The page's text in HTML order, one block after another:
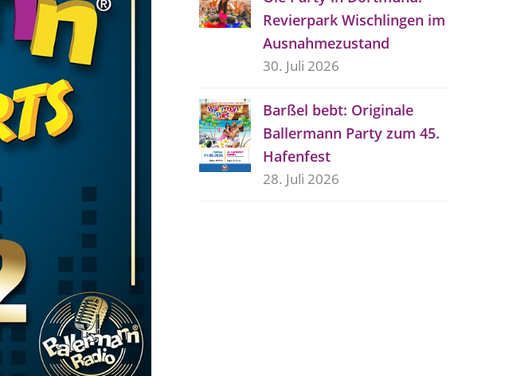
Revierpark Wischlingen im
Ausnahmezustand
30. Juli 2026
Barßel bebt: Originale
Ballermann Party zum 45.
Hafenfest
28. Juli 2026